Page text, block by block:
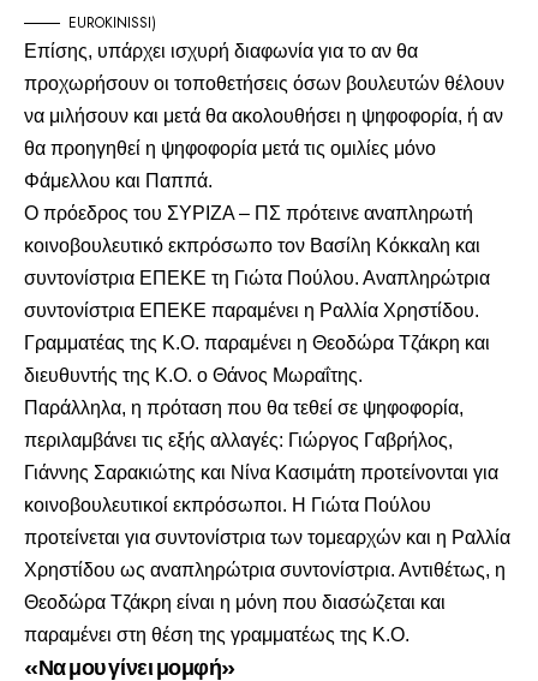
EUROKINISSI)
Επίσης, υπάρχει ισχυρή διαφωνία για το αν θα
προχωρήσουν οι τοποθετήσεις όσων βουλευτών θέλουν
να μιλήσουν και μετά θα ακολουθήσει η ψηφοφορία, ή αν
θα προηγηθεί η ψηφοφορία μετά τις ομιλίες μόνο
Φάμελλου και Παππά.
Ο πρόεδρος του ΣΥΡΙΖΑ – ΠΣ πρότεινε αναπληρωτή
κοινοβουλευτικό εκπρόσωπο τον Βασίλη Κόκκαλη και
συντονίστρια ΕΠΕΚΕ τη Γιώτα Πούλου. Αναπληρώτρια
συντονίστρια ΕΠΕΚΕ παραμένει η Ραλλία Χρηστίδου.
Γραμματέας της Κ.Ο. παραμένει η Θεοδώρα Τζάκρη και
διευθυντής της Κ.Ο. ο Θάνος Μωραΐτης.
Παράλληλα, η πρόταση που θα τεθεί σε ψηφοφορία,
περιλαμβάνει τις εξής αλλαγές: Γιώργος Γαβρήλος,
Γιάννης Σαρακιώτης και Νίνα Κασιμάτη προτείνονται για
κοινοβουλευτικοί εκπρόσωποι. Η Γιώτα Πούλου
προτείνεται για συντονίστρια των τομεαρχών και η Ραλλία
Χρηστίδου ως αναπληρώτρια συντονίστρια. Αντιθέτως, η
Θεοδώρα Τζάκρη είναι η μόνη που διασώζεται και
παραμένει στη θέση της γραμματέως της Κ.Ο.
«Να μου γίνει μομφή»